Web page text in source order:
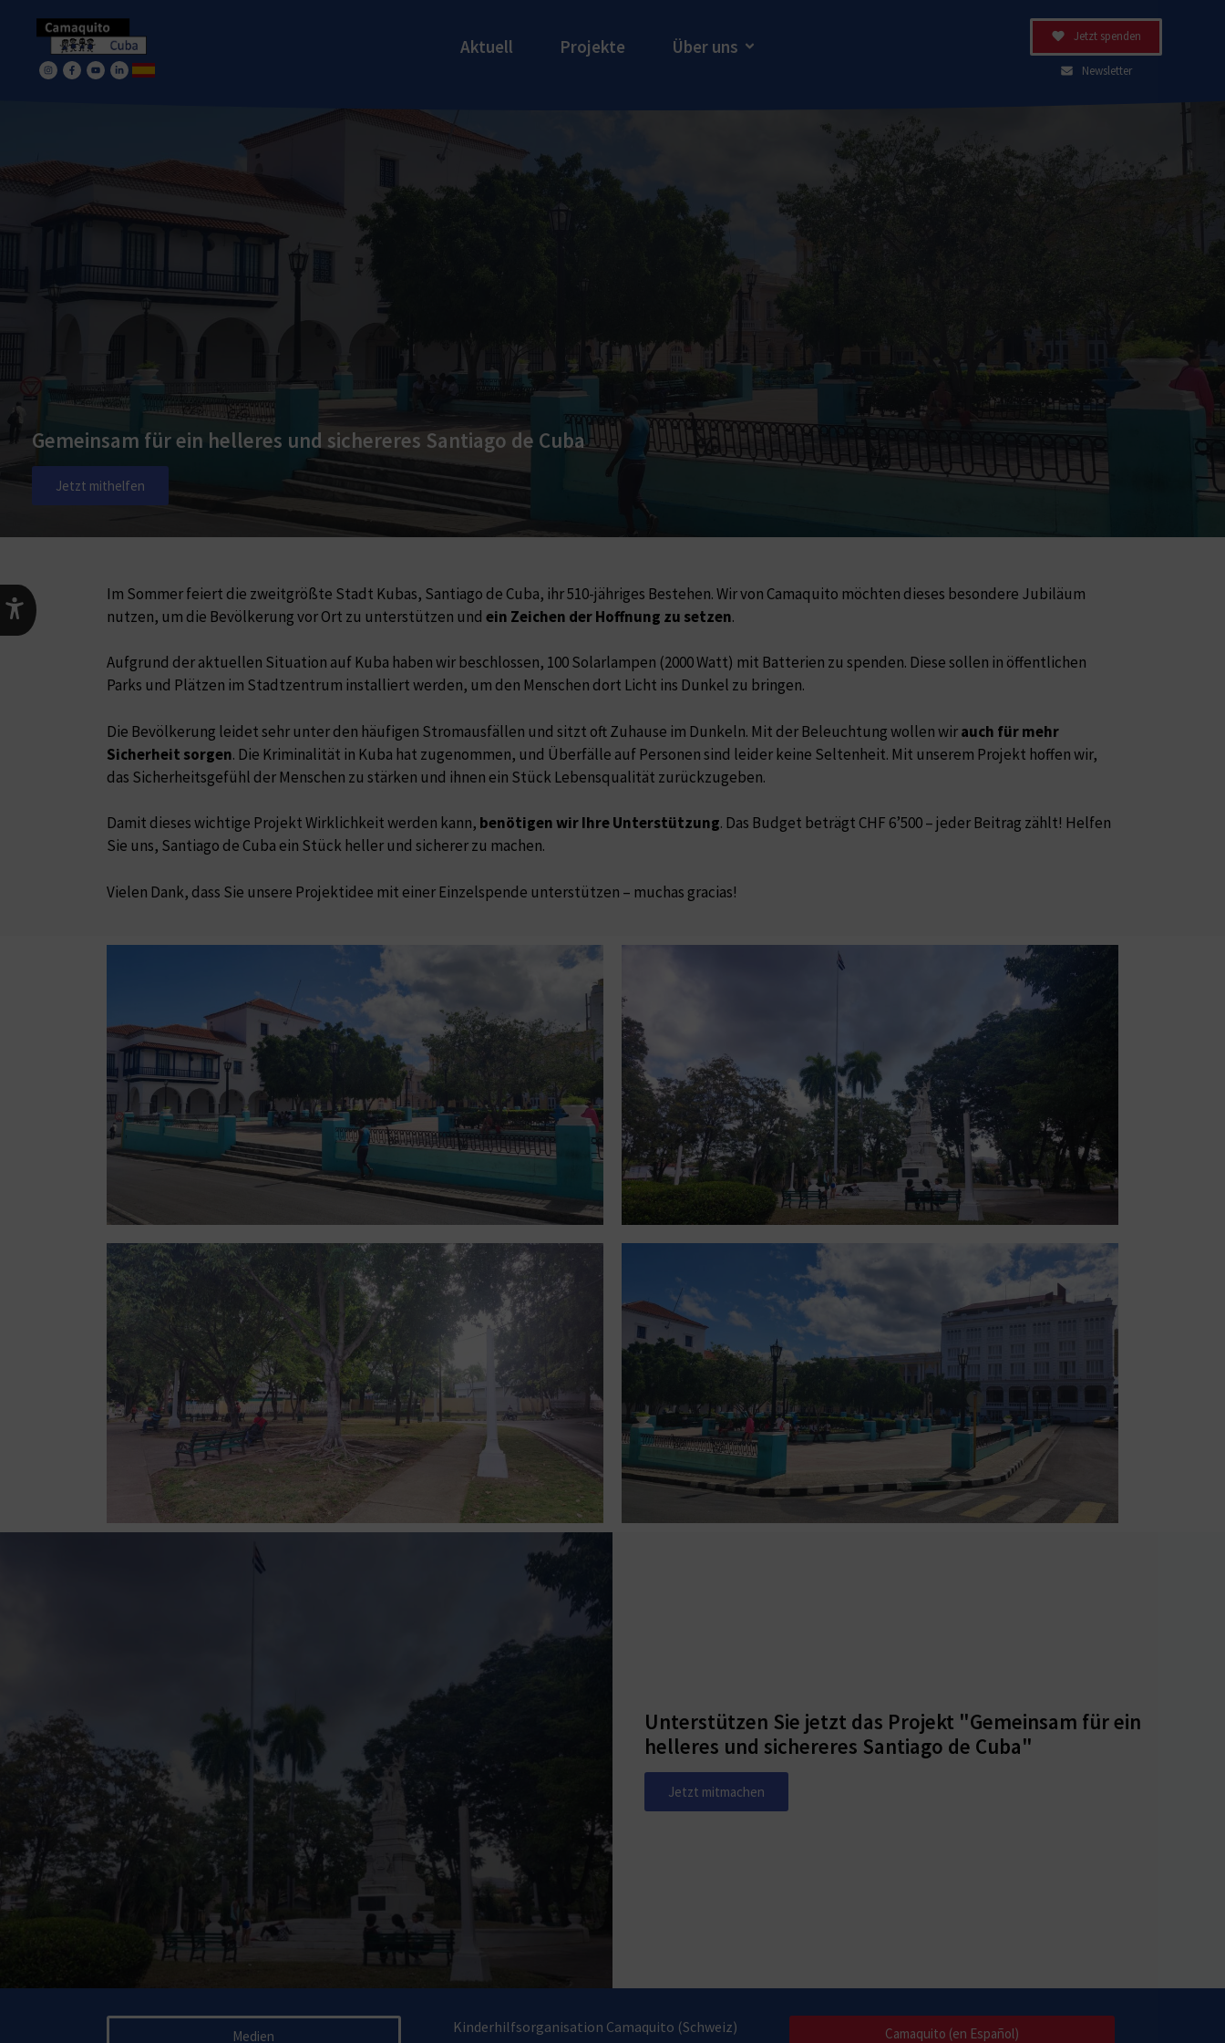
Aktuell Projekte Über uns Jetzt spenden
Newsletter
Gemeinsam für ein helleres und sichereres Santiago de Cuba
Jetzt mithelfen
Im Sommer feiert die zweitgrößte Stadt Kubas, Santiago de Cuba, ihr 510-jähriges Bestehen. Wir von Camaquito möchten dieses besondere Jubiläum
nutzen, um die Bevölkerung vor Ort zu unterstützen und ein Zeichen der Hoffnung zu setzen.
Aufgrund der aktuellen Situation auf Kuba haben wir beschlossen, 100 Solarlampen (2000 Watt) mit Batterien zu spenden. Diese sollen in öffentlichen
Parks und Plätzen im Stadtzentrum installiert werden, um den Menschen dort Licht ins Dunkel zu bringen.
Die Bevölkerung leidet sehr unter den häufigen Stromausfällen und sitzt oft Zuhause im Dunkeln. Mit der Beleuchtung wollen wirauch für mehr
Sicherheit sorgen. Die Kriminalität in Kuba hat zugenommen, und Überfälle auf Personen sind leider keine Seltenheit. Mit unserem Projekt hoffen wir,
das Sicherheitsgefühl der Menschen zu stärken und ihnen ein Stück Lebensqualität zurückzugeben.
Damit dieses wichtige Projekt Wirklichkeit werden kann, benötigen wir Ihre Unterstützung. Das Budget beträgt CHF 6’500 – jeder Beitrag zählt! Helfen
Sie uns, Santiago de Cuba ein Stück heller und sicherer zu machen.
Vielen Dank, dass Sie unsere Projektidee mit einer Einzelspende unterstützen – muchas gracias!
Unterstützen Sie jetzt das Projekt "Gemeinsam für ein
helleres und sichereres Santiago de Cuba"
Jetzt mitmachen
Medien
Kinderhilfsorganisation Camaquito (Schweiz)
Camaquito (en Español)